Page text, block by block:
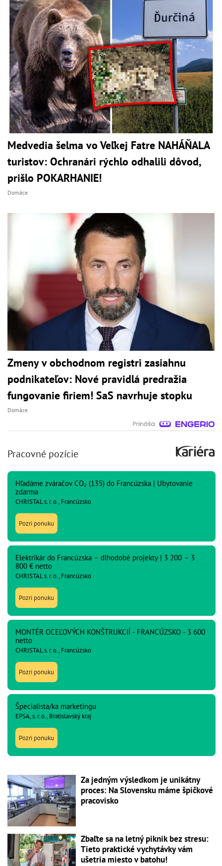
Medvedia šelma vo Veľkej Fatre NAHÁŇALA
turistov: Ochranári rýchlo odhalili dôvod,
prišlo POKARHANIE!
Domáce
Zmeny v obchodnom registri zasiahnu
podnikateľov: Nové pravidlá predražia
fungovanie firiem! SaS navrhuje stopku
Domáce
Pracovné pozície
Hľadáme zváračov CO₂ (135) do Francúzska | Ubytovanie
zdarma
CHRISTAL s. r. o., Francúzsko
Pozri ponuku
Elektrikár do Francúzska – dlhodobé projekty | 3 200 – 3
800 € netto
CHRISTAL s. r. o., Francúzsko
Pozri ponuku
MONTÉR OCEĽOVÝCH KONŠTRUKCIÍ - FRANCÚZSKO - 3 600
netto
CHRISTAL s. r. o., Francúzsko
Pozri ponuku
Špecialista/ka marketingu
EPSA, s. r. o., Bratislavský kraj
Pozri ponuku
Za jedným výsledkom je unikátny
proces: Na Slovensku máme špičkové
pracovisko
Zbaľte sa na letný piknik bez stresu:
Tieto praktické vychytávky vám
ušetria miesto v batohu!